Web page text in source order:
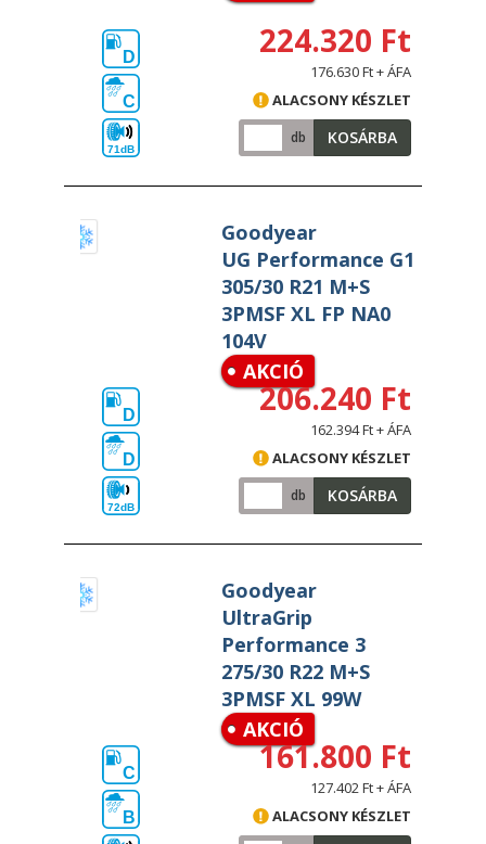
D
C
71dB
224.320 Ft
176.630 Ft + ÁFA
ALACSONY KÉSZLET
db KOSÁRBA
Goodyear
UG Performance G1
305/30 R21 M+S
3PMSF XL FP NA0
104V
AKCIÓ
D
D
72dB
206.240 Ft
162.394 Ft + ÁFA
ALACSONY KÉSZLET
db KOSÁRBA
Goodyear
UltraGrip
Performance 3
275/30 R22 M+S
3PMSF XL 99W
AKCIÓ
C
B
161.800 Ft
127.402 Ft + ÁFA
ALACSONY KÉSZLET